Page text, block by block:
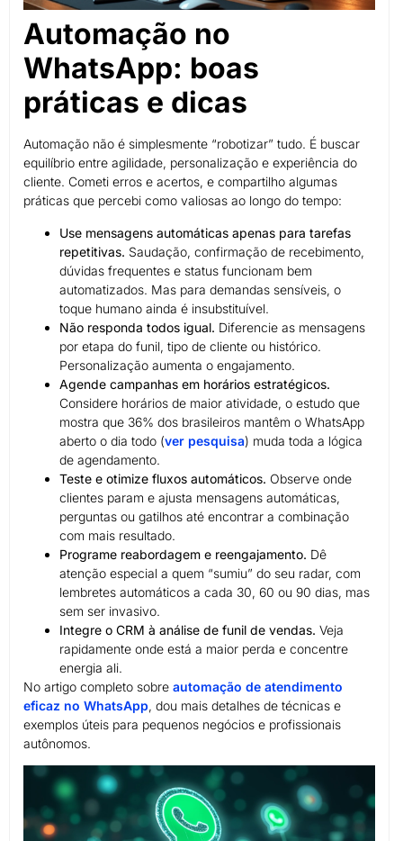
Automação no
WhatsApp: boas
práticas e dicas
Automação não é simplesmente “robotizar” tudo. É buscar
equilíbrio entre agilidade, personalização e experiência do
cliente. Cometi erros e acertos, e compartilho algumas
práticas que percebi como valiosas ao longo do tempo:
Use mensagens automáticas apenas para tarefas
repetitivas. Saudação, confirmação de recebimento,
dúvidas frequentes e status funcionam bem
automatizados. Mas para demandas sensíveis, o
toque humano ainda é insubstituível.
Não responda todos igual. Diferencie as mensagens
por etapa do funil, tipo de cliente ou histórico.
Personalização aumenta o engajamento.
Agende campanhas em horários estratégicos.
Considere horários de maior atividade, o estudo que
mostra que 36% dos brasileiros mantêm o WhatsApp
aberto o dia todo (ver pesquisa) muda toda a lógica
de agendamento.
Teste e otimize fluxos automáticos. Observe onde
clientes param e ajusta mensagens automáticas,
perguntas ou gatilhos até encontrar a combinação
com mais resultado.
Programe reabordagem e reengajamento. Dê
atenção especial a quem “sumiu” do seu radar, com
lembretes automáticos a cada 30, 60 ou 90 dias, mas
sem ser invasivo.
Integre o CRM à análise de funil de vendas. Veja
rapidamente onde está a maior perda e concentre
energia ali.
No artigo completo sobre automação de atendimento
eficaz no WhatsApp, dou mais detalhes de técnicas e
exemplos úteis para pequenos negócios e profissionais
autônomos.